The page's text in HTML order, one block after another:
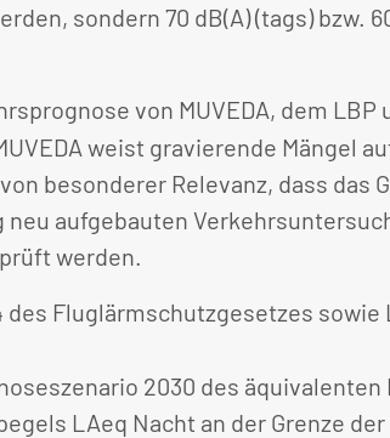
sondern 70 dB(A) (tags)
von MUVEDA, dem LBP
weist gravierende Mängel
besonderer Relevanz, dass das
aufgebauten
werden.
des Fluglärmschutzgesetzes
2030 des
LAeq Nacht an der Grenze